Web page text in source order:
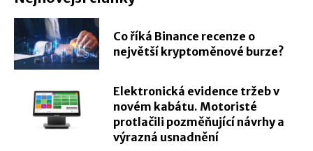
Co říká Binance recenze o
největší kryptoměnové burze?
Elektronická evidence tržeb v
novém kabátu. Motoristé
protlačili pozměňující návrhy a
výrazná usnadnění